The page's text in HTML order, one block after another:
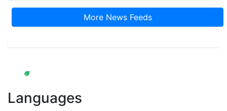
More News Feeds
Languages